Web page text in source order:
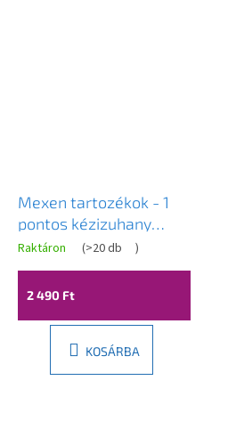
Mexen tartozékok - 1
pontos kézizuhany
tartó, króm, 79355-00
Raktáron (>20 db )
2 490 Ft
KOSÁRBA